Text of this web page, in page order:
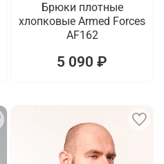
Брюки плотные
хлопковые Armed Forces
AF162
5 090 ₽